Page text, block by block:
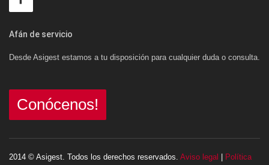
Afán de servicio
Desde Asigest estamos a tu disposición para cualquier duda o consulta.
Conócenos!
2014 © Asigest. Todos los derechos reservados. Aviso legal Política